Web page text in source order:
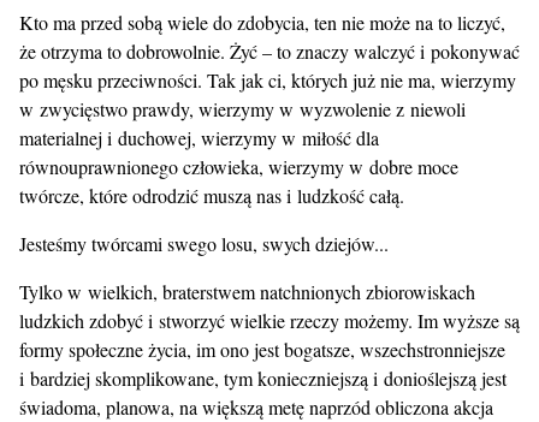
Kto ma przed sobą wiele do zdobycia, ten nie może na to liczyć,
że otrzyma to dobrowolnie. Żyć – to znaczy walczyć i pokonywać
po męsku przeciwności. Tak jak ci, których już nie ma, wierzymy
w zwycięstwo prawdy, wierzymy w wyzwolenie z niewoli
materialnej i duchowej, wierzymy w miłość dla
równouprawnionego człowieka, wierzymy w dobre moce
twórcze, które odrodzić muszą nas i ludzkość całą.
Jesteśmy twórcami swego losu, swych dziejów...
Tylko w wielkich, braterstwem natchnionych zbiorowiskach
ludzkich zdobyć i stworzyć wielkie rzeczy możemy. Im wyższe są
formy społeczne życia, im ono jest bogatsze, wszechstronniejsze
i bardziej skomplikowane, tym konieczniejszą i donioślejszą jest
świadoma, planowa, na większą metę naprzód obliczona akcja